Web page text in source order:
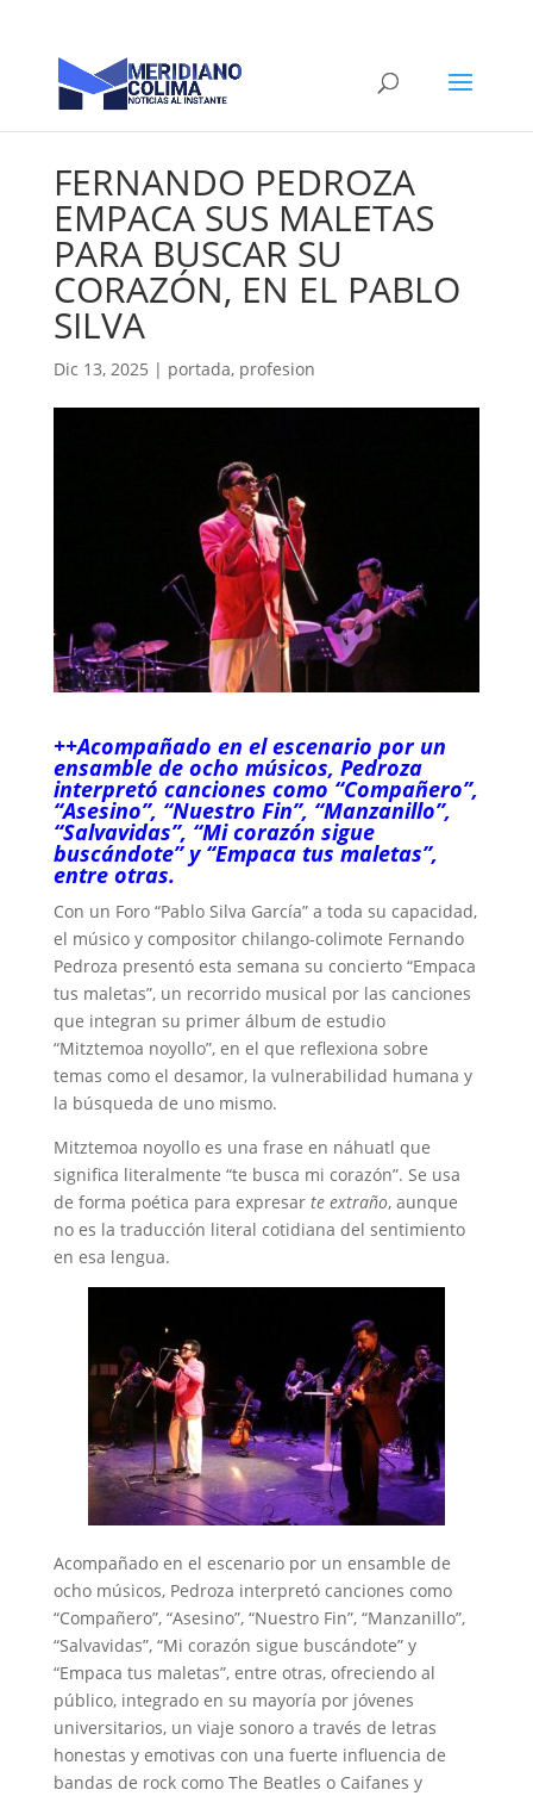
FERNANDO PEDROZA
EMPACA SUS MALETAS
PARA BUSCAR SU
CORAZÓN, EN EL PABLO
SILVA
Dic 13, 2025 | portada, profesion
++Acompañado en el escenario por un
ensamble de ocho músicos, Pedroza
interpretó canciones como “Compañero”,
“Asesino”, “Nuestro Fin”, “Manzanillo”,
“Salvavidas”, “Mi corazón sigue
buscándote” y “Empaca tus maletas”,
entre otras.
Con un Foro “Pablo Silva García” a toda su capacidad,
el músico y compositor chilango-colimote Fernando
Pedroza presentó esta semana su concierto “Empaca
tus maletas”, un recorrido musical por las canciones
que integran su primer álbum de estudio
“Mitztemoa noyollo”, en el que reflexiona sobre
temas como el desamor, la vulnerabilidad humana y
la búsqueda de uno mismo.
Mitztemoa noyollo es una frase en náhuatl que
significa literalmente “te busca mi corazón”. Se usa
de forma poética para expresar te extraño, aunque
no es la traducción literal cotidiana del sentimiento
en esa lengua.
Acompañado en el escenario por un ensamble de
ocho músicos, Pedroza interpretó canciones como
“Compañero”, “Asesino”, “Nuestro Fin”, “Manzanillo”,
“Salvavidas”, “Mi corazón sigue buscándote” y
“Empaca tus maletas”, entre otras, ofreciendo al
público, integrado en su mayoría por jóvenes
universitarios, un viaje sonoro a través de letras
honestas y emotivas con una fuerte influencia de
bandas de rock como The Beatles o Caifanes y